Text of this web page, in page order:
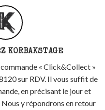
KORBAKSTAGE
« Click&Collect »
sur RDV. Il vous suffit de
en précisant le jour et
y répondrons en retour